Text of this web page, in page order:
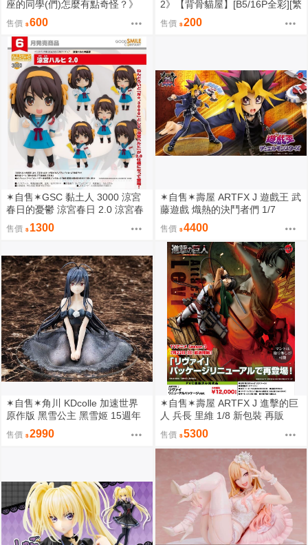
座的同學(們)怎麼有點奇怪？》
【背骨貓屋】[B5全彩畫冊] [繁體
中文][新刊] [壓克力夾組]｜九月陸
續出貨
售價 600
2》【背骨貓屋】[B5/16P全彩][繁
體中文]｜九月陸續出貨
售價 200
✶自售✶GSC 黏土人 3000 涼宮
春日的憂鬱 涼宮春日 2.0 涼宮春
日的憂郁
售價 1300
✶自售✶壽屋 ARTFX J 遊戲王 武
藤遊戲 熾熱的決鬥者們 1/7
售價 4400
✶自售✶角川 KDcolle 加速世界
原作版 黑雪公主 黑雪姬 15週年
紀念 結婚禮服 15周年
售價 2990
✶自售✶壽屋 ARTFX J 進擊的巨
人 兵長 里維 1/8 新包裝 再販
售價 5300